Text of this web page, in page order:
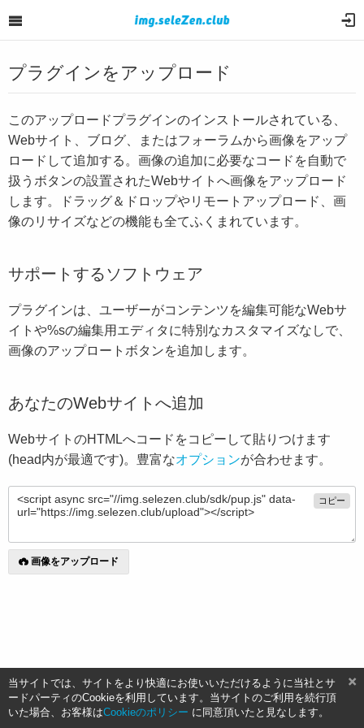
プラグインをアップロード
このアップロードプラグインのインストールされている、
Webサイト、ブログ、またはフォーラムから画像をアップ
ロードして追加する。画像の追加に必要なコードを自動で
扱うボタンの設置されたWebサイトへ画像をアップロード
します。ドラッグ＆ドロップやリモートアップロード、画
像のリサイズなどの機能も全てふくまれています。
サポートするソフトウェア
プラグインは、ユーザーがコンテンツを編集可能なWebサ
イトや%sの編集用エディタに特別なカスタマイズなしで、
画像のアップロートボタンを追加します。
あなたのWebサイトへ追加
WebサイトのHTMLへコードをコピーして貼りつけます
(head内が最適です)。豊富なオプションが合わせます。
コピー
画像をアップロード
当サイトでは、サイトをより快適にお使いいただけるように当社とサ
ードパーティのCookieを利用しています。当サイトのご利用を続行頂
いた場合、お客様はCookieのポリシー に同意頂いたと見なします。